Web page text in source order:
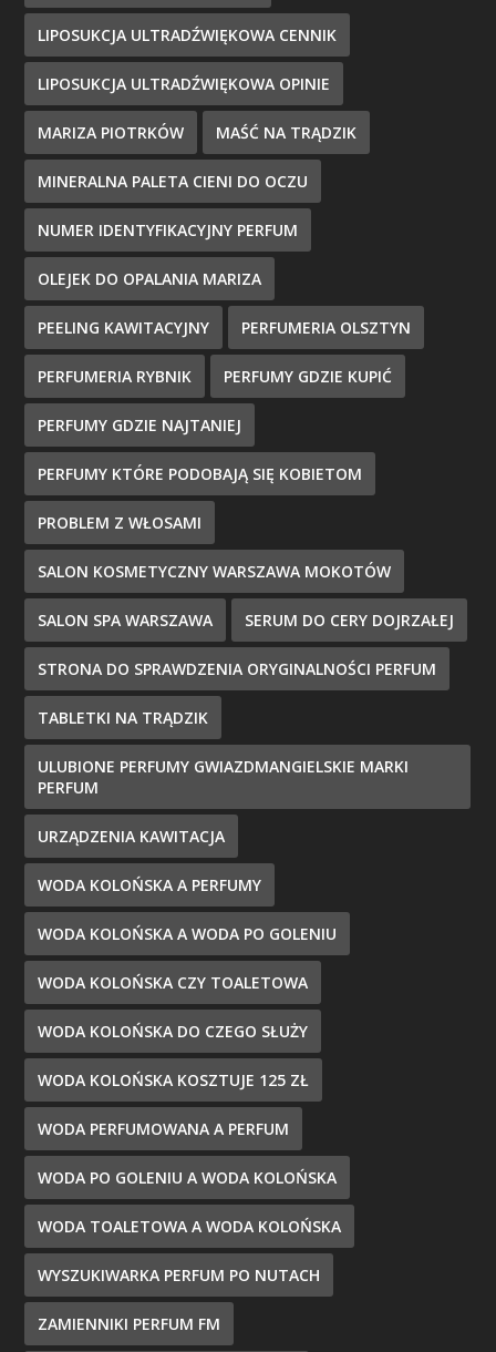
LIPOSUKCJA ULTRADŹWIĘKOWA CENNIK
LIPOSUKCJA ULTRADŹWIĘKOWA OPINIE
MARIZA PIOTRKÓW MAŚĆ NA TRĄDZIK
MINERALNA PALETA CIENI DO OCZU
NUMER IDENTYFIKACYJNY PERFUM
OLEJEK DO OPALANIA MARIZA
PEELING KAWITACYJNY PERFUMERIA OLSZTYN
PERFUMERIA RYBNIK PERFUMY GDZIE KUPIĆ
PERFUMY GDZIE NAJTANIEJ
PERFUMY KTÓRE PODOBAJĄ SIĘ KOBIETOM
PROBLEM Z WŁOSAMI
SALON KOSMETYCZNY WARSZAWA MOKOTÓW
SALON SPA WARSZAWA SERUM DO CERY DOJRZAŁEJ
STRONA DO SPRAWDZENIA ORYGINALNOŚCI PERFUM
TABLETKI NA TRĄDZIK
ULUBIONE PERFUMY GWIAZDMANGIELSKIE MARKI
PERFUM
URZĄDZENIA KAWITACJA
WODA KOLOŃSKA A PERFUMY
WODA KOLOŃSKA A WODA PO GOLENIU
WODA KOLOŃSKA CZY TOALETOWA
WODA KOLOŃSKA DO CZEGO SŁUŻY
WODA KOLOŃSKA KOSZTUJE 125 ZŁ
WODA PERFUMOWANA A PERFUM
WODA PO GOLENIU A WODA KOLOŃSKA
WODA TOALETOWA A WODA KOLOŃSKA
WYSZUKIWARKA PERFUM PO NUTACH
ZAMIENNIKI PERFUM FM